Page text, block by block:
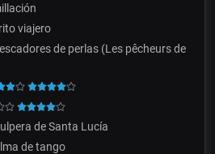
viajero
de perlas (Les pêcheurs de
de Santa Lucía
de tango